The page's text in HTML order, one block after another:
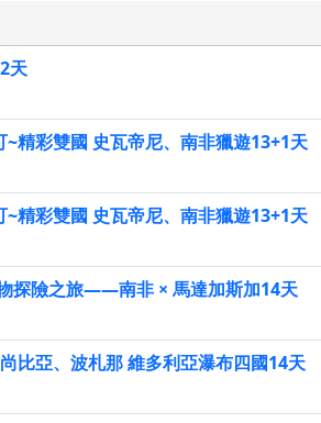
天
~精彩雙國 史瓦帝尼、南非獵遊13+1天
~精彩雙國 史瓦帝尼、南非獵遊13+1天
探險之旅——南非 × 馬達加斯加14天
比亞、波札那 維多利亞瀑布四國14天